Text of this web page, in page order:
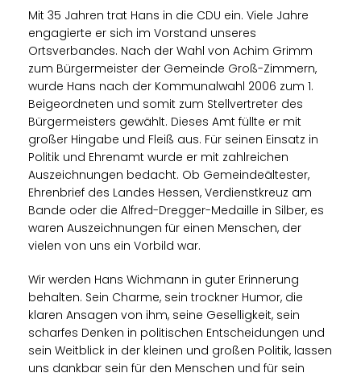
Mit 35 Jahren trat Hans in die CDU ein. Viele Jahre
engagierte er sich im Vorstand unseres
Ortsverbandes. Nach der Wahl von Achim Grimm
zum Bürgermeister der Gemeinde Groß-Zimmern,
wurde Hans nach der Kommunalwahl 2006 zum 1.
Beigeordneten und somit zum Stellvertreter des
Bürgermeisters gewählt. Dieses Amt füllte er mit
großer Hingabe und Fleiß aus. Für seinen Einsatz in
Politik und Ehrenamt wurde er mit zahlreichen
Auszeichnungen bedacht. Ob Gemeindeältester,
Ehrenbrief des Landes Hessen, Verdienstkreuz am
Bande oder die Alfred-Dregger-Medaille in Silber, es
waren Auszeichnungen für einen Menschen, der
vielen von uns ein Vorbild war.
Wir werden Hans Wichmann in guter Erinnerung
behalten. Sein Charme, sein trockner Humor, die
klaren Ansagen von ihm, seine Geselligkeit, sein
scharfes Denken in politischen Entscheidungen und
sein Weitblick in der kleinen und großen Politik, lassen
uns dankbar sein für den Menschen und für sein